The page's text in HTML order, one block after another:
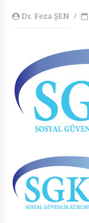
Dr. Feza ŞEN /